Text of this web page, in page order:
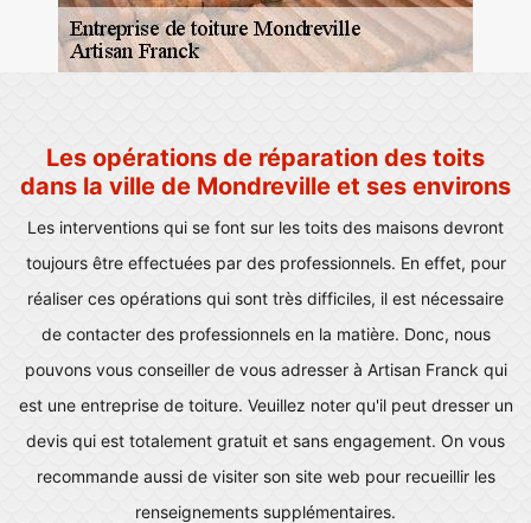
Les opérations de réparation des toits
dans la ville de Mondreville et ses environs
Les interventions qui se font sur les toits des maisons devront
toujours être effectuées par des professionnels. En effet, pour
réaliser ces opérations qui sont très difficiles, il est nécessaire
de contacter des professionnels en la matière. Donc, nous
pouvons vous conseiller de vous adresser à Artisan Franck qui
est une entreprise de toiture. Veuillez noter qu'il peut dresser un
devis qui est totalement gratuit et sans engagement. On vous
recommande aussi de visiter son site web pour recueillir les
renseignements supplémentaires.